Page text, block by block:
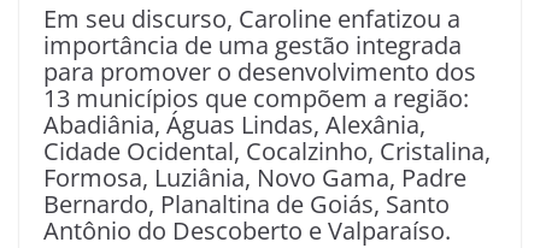
Em seu discurso, Caroline enfatizou a
importância de uma gestão integrada
para promover o desenvolvimento dos
13 municípios que compõem a região:
Abadiânia, Águas Lindas, Alexânia,
Cidade Ocidental, Cocalzinho, Cristalina,
Formosa, Luziânia, Novo Gama, Padre
Bernardo, Planaltina de Goiás, Santo
Antônio do Descoberto e Valparaíso.